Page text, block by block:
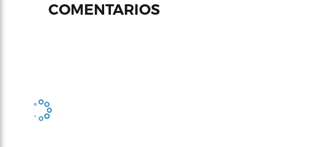
COMENTARIOS